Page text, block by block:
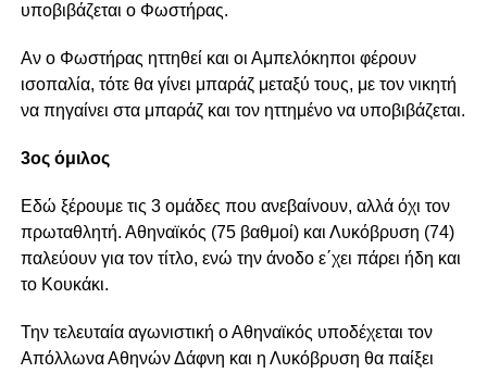
υποβιβάζεται ο Φωστήρας.
Αν ο Φωστήρας ηττηθεί και οι Αμπελόκηποι φέρουν
ισοπαλία, τότε θα γίνει μπαράζ μεταξύ τους, με τον νικητή
να πηγαίνει στα μπαράζ και τον ηττημένο να υποβιβάζεται.
3ος όμιλος
Εδώ ξέρουμε τις 3 ομάδες που ανεβαίνουν, αλλά όχι τον
πρωταθλητή. Αθηναϊκός (75 βαθμοί) και Λυκόβρυση (74)
παλεύουν για τον τίτλο, ενώ την άνοδο ε΄χει πάρει ήδη και
το Κουκάκι.
Την τελευταία αγωνιστική ο Αθηναϊκός υποδέχεται τον
Απόλλωνα Αθηνών Δάφνη και η Λυκόβρυση θα παίξει